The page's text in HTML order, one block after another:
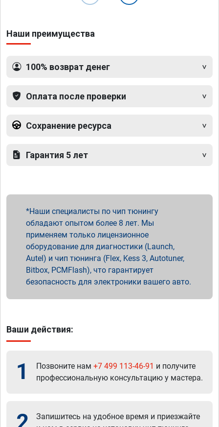
Наши преимущества
100% возврат денег
Оплата после проверки
Сохранение ресурса
Гарантия 5 лет
Наши специалисты по чип тюнингу
обладают опытом более 8 лет. Мы
применяем только лицензионное
оборудование для диагностики (Launch,
Autel) и чип тюнинга (Flex, Kess 3, Autotuner,
Bitbox, PCMFlash), что гарантирует
безопасность для электроники вашего авто.
Ваши действия:
1 Позвоните нам +7 499 113-46-91 и получите
профессиональную консультацию у мастера.
Запишитесь на удобное время и приезжайте